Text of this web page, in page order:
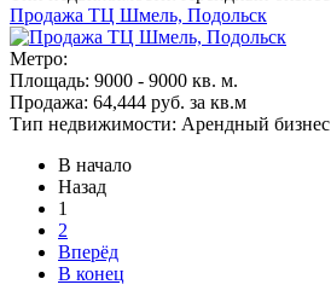
Продажа ТЦ Шмель, Подольск
Метро:
Площадь: 9000 - 9000 кв. м.
Продажа: 64,444 руб. за кв.м
Тип недвижимости: Арендный бизнес
В начало
Назад
1
2
Вперёд
В конец